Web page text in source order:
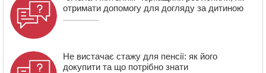
отримати допомогу для догляду за дитиною
Не вистачає стажу для пенсії: як його
докупити та що потрібно знати